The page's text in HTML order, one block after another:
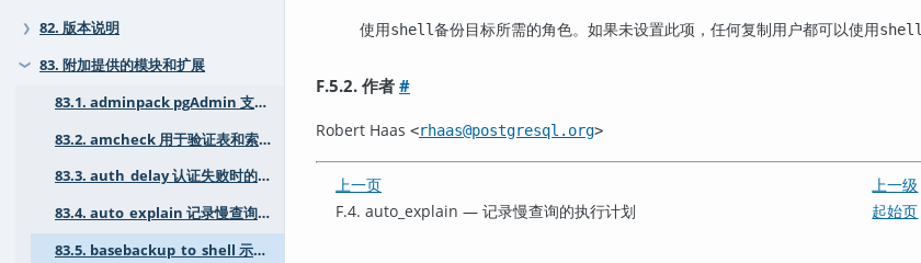
❯ 82. 版本说明
❯
83. 附加提供的模块和扩展
83.1. adminpack pgAdmin 支持工具包
83.2. amcheck 用于验证表和索引一致性的工具
83.3. auth_delay 认证失败时的暂停
83.4. auto_explain 记录慢查询的执行计划
83.5. basebackup_to_shell 示例 "shell" pg_basebackup 模块
使用shell备份目标所需的角色。如果未设置此项，任何复制用户都可以使用shell
F.5.2. 作者#
Robert Haas <rhaas@postgresql.org>
上一页 上一级
F.4. auto_explain — 记录慢查询的执行计划
起始页